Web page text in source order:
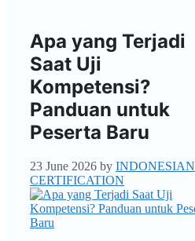
Apa yang Terjadi
Saat Uji
Kompetensi?
Panduan untuk
Peserta Baru
23 June 2026 by INDONESIAN
CERTIFICATION